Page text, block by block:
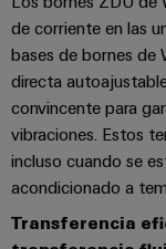
la
transición
energética
de
edificios
Soluciones
para
las
necesidades
de
Bornes
campo
y
Interfaz
EDI
VISTA
PREVIA
eventos
Ferias
Locales
Digital
de corriente en las
bases de bornes de
directa
convincente para
vibraciones. Estos
incluso cuando se
acondicionado a
Transferencia